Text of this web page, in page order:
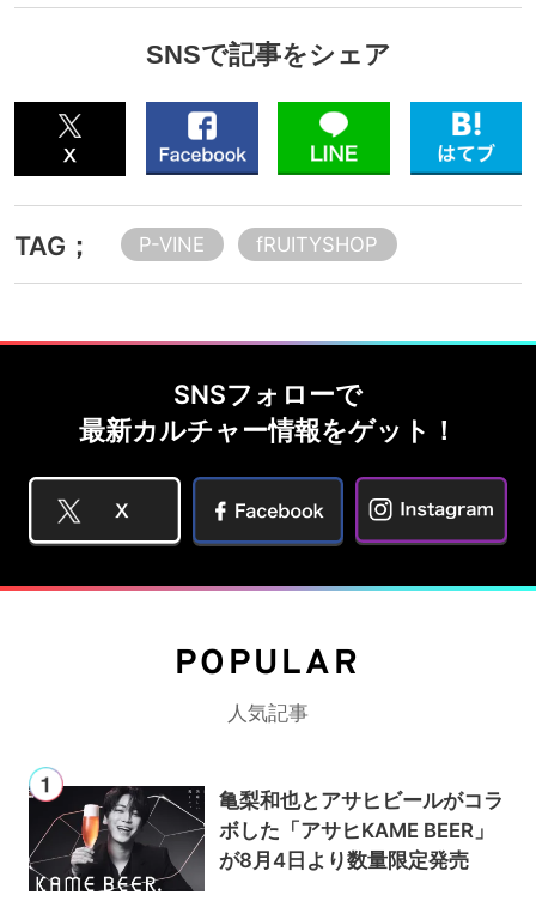
SNSで記事をシェア
TAG； P-VINE fRUITYSHOP
SNSフォローで
最新カルチャー情報をゲット！
POPULAR
人気記事
亀梨和也とアサヒビールがコラ
ボした「アサヒKAME BEER」
が8月4日より数量限定発売